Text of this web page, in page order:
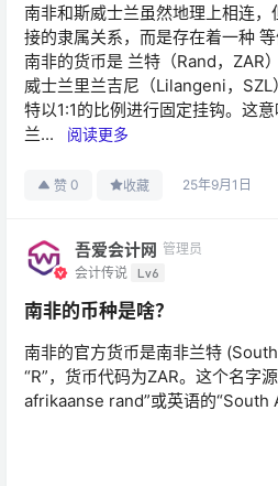
南非和斯威士兰虽然地理上相连
接的隶属关系，而是存在着一种 等
南非的货币是 兰特（Rand，ZAR
威士兰里兰吉尼（Lilangeni，
特以1:1的比例进行固定挂钩。这
兰...
阅读更多
赞 0 收藏 25年9月1日
吾爱会计网 管理员
会计传说
Lv6
南非的币种是啥？
南非的官方货币是南非兰特
“R”，货币代码为ZAR。这个名字
afrikaanse rand”或英语的“South